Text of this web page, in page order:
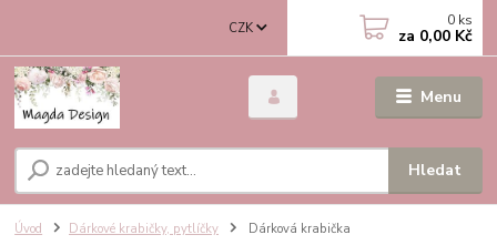
Menu
CZK
Hledat
0 ks
za 0,00 Kč
Úvod Dárkové krabičky, pytlíčky Dárková krabička